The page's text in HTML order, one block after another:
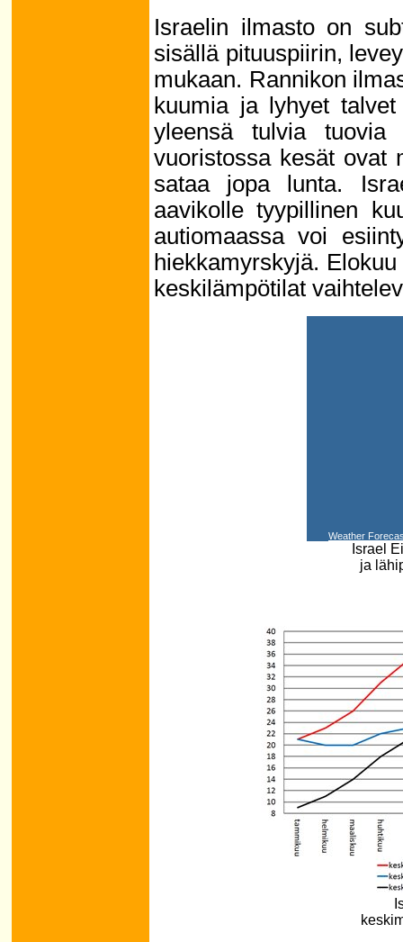
Israelin ilmasto on
sisällä pituuspiirin,
mukaan. Rannikon
kuumia ja lyhyet
yleensä tulvia tuovia
vuoristossa kesät ovat
sataa jopa lunta.
aavikolle tyypillinen
autiomaassa voi
hiekkamyrskyjä.
keskilämpötilat
Weather
Israel
ja